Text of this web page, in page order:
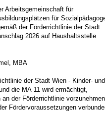
Arbeitsgemeinschaft für
für
der Förderrichtlinie der Stadt
2026 auf Haushaltsstelle
MBA
der Stadt Wien - Kinder- und
die MA 11 wird ermächtigt,
der Förderrichtlinie vorzunehmen,
Fördervoraussetzungen